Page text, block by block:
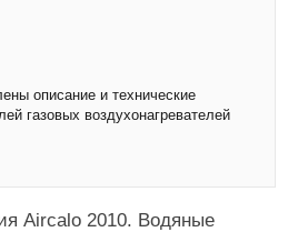
описание и технические
газовых воздухонагревателей
Aircalo 2010. Водяные